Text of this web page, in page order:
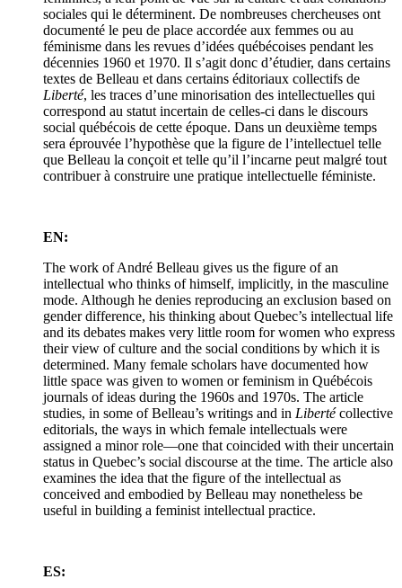
sociales qui le déterminent. De nombreuses chercheuses ont
documenté le peu de place accordée aux femmes ou au
féminisme dans les revues d’idées québécoises pendant les
décennies 1960 et 1970. Il s’agit donc d’étudier, dans certains
textes de Belleau et dans certains éditoriaux collectifs de
Liberté, les traces d’une minorisation des intellectuelles qui
correspond au statut incertain de celles-ci dans le discours
social québécois de cette époque. Dans un deuxième temps
sera éprouvée l’hypothèse que la figure de l’intellectuel telle
que Belleau la conçoit et telle qu’il l’incarne peut malgré tout
contribuer à construire une pratique intellectuelle féministe.
EN:
The work of André Belleau gives us the figure of an
intellectual who thinks of himself, implicitly, in the masculine
mode. Although he denies reproducing an exclusion based on
gender difference, his thinking about Quebec’s intellectual life
and its debates makes very little room for women who express
their view of culture and the social conditions by which it is
determined. Many female scholars have documented how
little space was given to women or feminism in Québécois
journals of ideas during the 1960s and 1970s. The article
studies, in some of Belleau’s writings and in Libertécollective
editorials, the ways in which female intellectuals were
assigned a minor role—one that coincided with their uncertain
status in Quebec’s social discourse at the time. The article also
examines the idea that the figure of the intellectual as
conceived and embodied by Belleau may nonetheless be
useful in building a feminist intellectual practice.
ES: